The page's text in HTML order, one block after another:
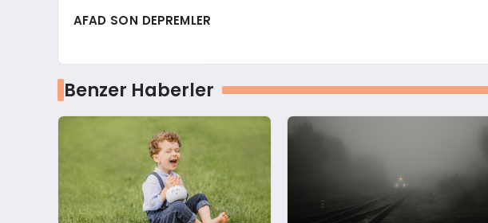
AFAD SON DEPREMLER
Benzer Haberler